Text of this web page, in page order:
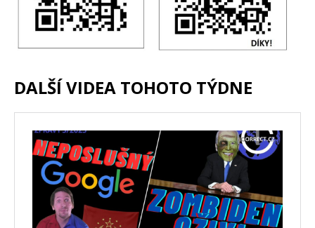
DALŠÍ VIDEA TOHOTO TÝDNE